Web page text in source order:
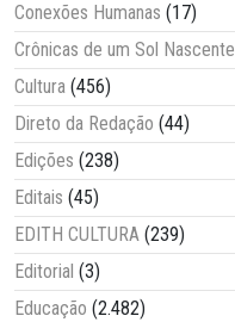
Conexões Humanas (17)
Crônicas de um Sol Nascente
Cultura (456)
Direto da Redação (44)
Edições (238)
Editais (45)
EDITH CULTURA (239)
Editorial (3)
Educação (2.482)